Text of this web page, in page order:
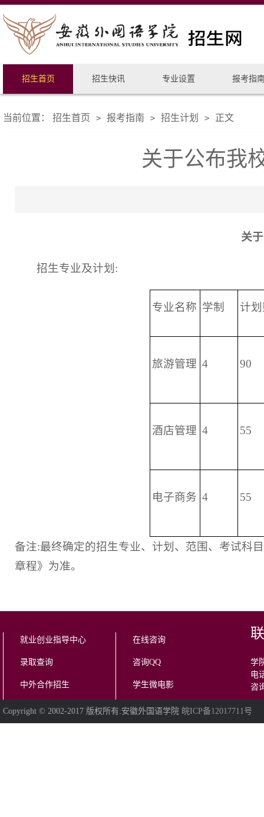
招生首页 招生快讯 专业设置 报考指
当前位置： 招生首页 > 报考指南 > 招生计划 > 正文
关于公布我
关
招生专业及计划:
专业名称 学制 计
旅游管理 4 90
酒店管理 4 55
电子商务 4 55
备注:最终确定的招生专业、计划、范围、考试科
章程》为准。
就业创业指导中心
录取查询
中外合作招生
在线咨询
咨询QQ
学生微电影
学
电
咨
Copyright © 2002-2017 版权所有:安徽外国语学院 皖ICP备12017711号